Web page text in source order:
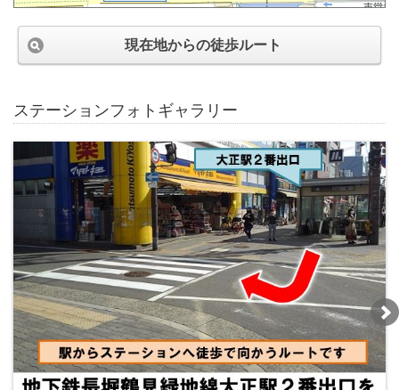
現在地からの徒歩ルート
ステーションフォトギャラリー